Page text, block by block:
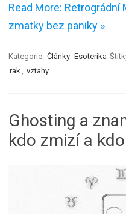
Read More:
zmatky bez paniky »
Kategorie: Články Esoterika
rak
vztahy
Ghosting a
kdo zmizí a